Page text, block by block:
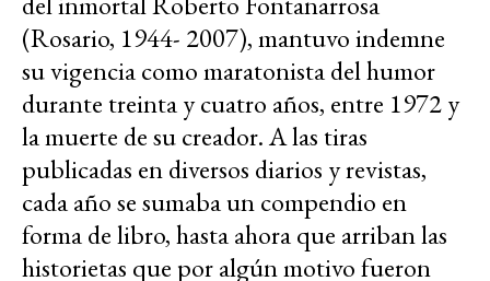
(Rosario, 1944- 2007), mantuvo indemne
su vigencia como maratonista del humor
durante treinta y cuatro años, entre 1972 y
la muerte de su creador. A las tiras
publicadas en diversos diarios y revistas,
cada año se sumaba un compendio en
forma de libro, hasta ahora que arriban las
historietas que por algún motivo fueron